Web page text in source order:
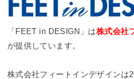
「FEET in DESIGN 」は株式会社
が提供しています。
株式会社フィートインデザインは